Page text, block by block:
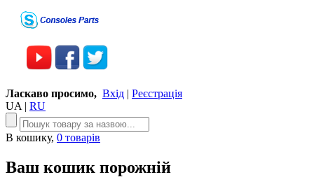
Ласкаво просимо, Вхід | Реєстрація
UA | RU
В кошику, 0 товарів
Ваш кошик порожній